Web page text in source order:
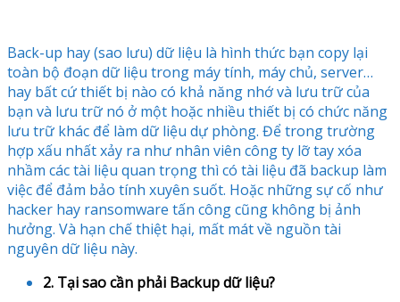
Back-up hay (sao lưu) dữ liệu là hình thức bạn copy lại
toàn bộ đoạn dữ liệu trong máy tính, máy chủ, server…
hay bất cứ thiết bị nào có khả năng nhớ và lưu trữ của
bạn và lưu trữ nó ở một hoặc nhiều thiết bị có chức năng
lưu trữ khác để làm dữ liệu dự phòng. Để trong trường
hợp xấu nhất xảy ra như nhân viên công ty lỡ tay xóa
nhầm các tài liệu quan trọng thì có tài liệu đã backup làm
việc để đảm bảo tính xuyên suốt. Hoặc những sự cố như
hacker hay ransomware tấn công cũng không bị ảnh
hưởng. Và hạn chế thiệt hại, mất mát về nguồn tài
nguyên dữ liệu này.
2. Tại sao cần phải Backup dữ liệu?